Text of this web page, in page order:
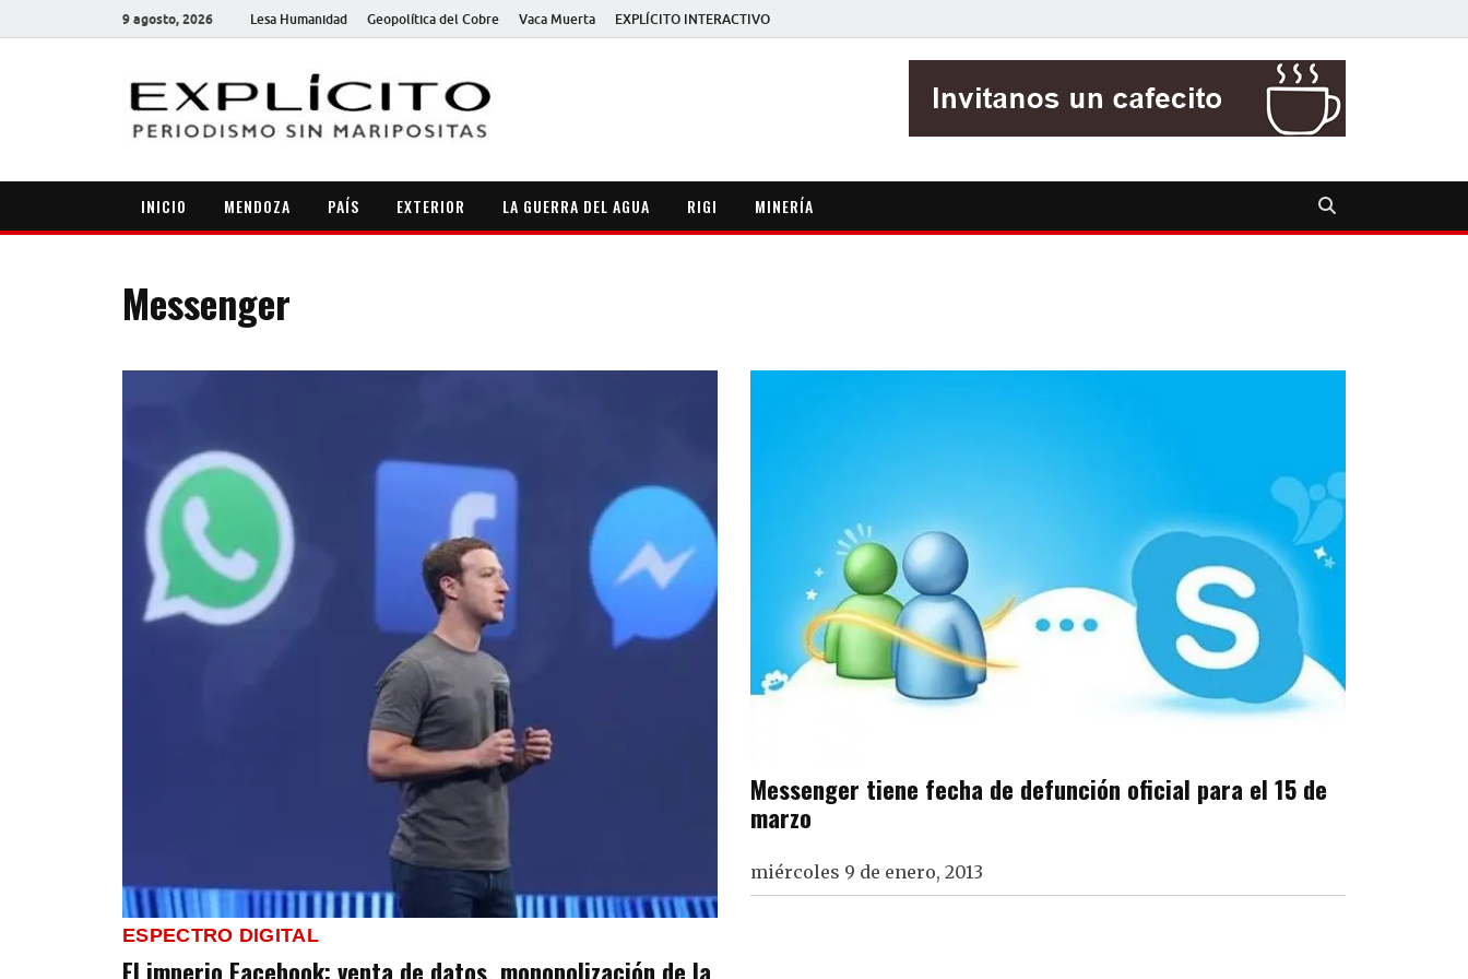
9 agosto, 2026 Lesa Humanidad Geopolítica del Cobre Vaca Muerta EXPLÍCITO INTERACTIVO
INICIO MENDOZA PAÍS EXTERIOR LA GUERRA DEL AGUA RIGI MINERÍA
Messenger
ESPECTRO DIGITAL
El imperio Facebook: venta de datos, monopolización de la
Messenger tiene fecha de defunción oficial para el 15 de
marzo
miércoles 9 de enero, 2013